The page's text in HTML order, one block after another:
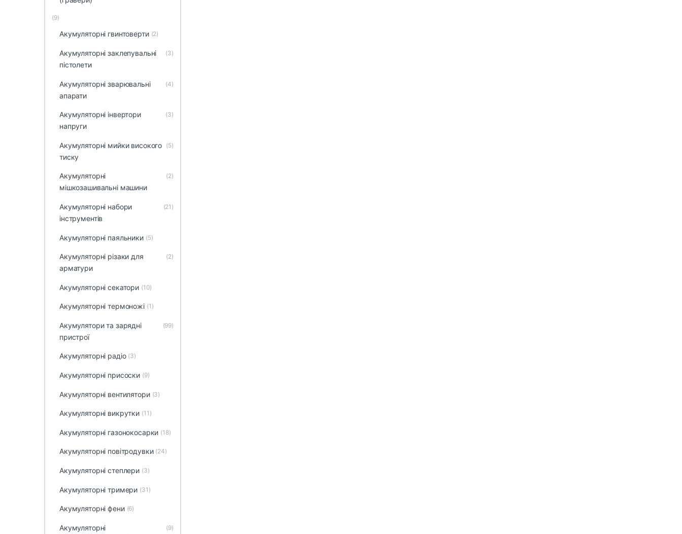
(9)
Акумуляторні гвинтоверти (2)
Акумуляторні заклепувальні
пістолети
(3)
Акумуляторні зварювальні
апарати
(4)
Акумуляторні інвертори
напруги
(3)
Акумуляторні мийки високого
тиску
(5)
Акумуляторні
мішкозашивальні машини
(2)
Акумуляторні набори
інструментів
(21)
Акумуляторні паяльники (5)
Акумуляторні різаки для
арматури
(2)
Акумуляторні секатори (10)
Акумуляторні термоножі (1)
Акумулятори та зарядні
пристрої
(99)
Акумуляторні радіо (3)
Акумуляторні присоски (9)
Акумуляторні вентилятори (3)
Акумуляторні викрутки (11)
Акумуляторні газонокосарки (18)
Акумуляторні повітродувки (24)
Акумуляторні степлери (3)
Акумуляторні тримери (31)
Акумуляторні фени (6)
Акумуляторні
(9)